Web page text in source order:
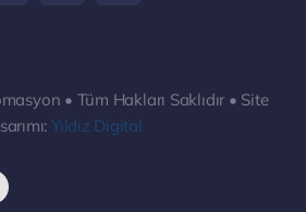
• Tüm Hakları Saklıdır • Site
Yıldız Digital